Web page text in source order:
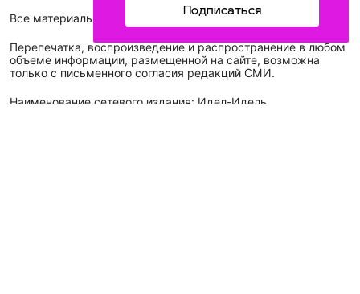
Подписаться
Все материалы, размещенные на сайте, защищены законом.
Перепечатка, воспроизведение и распространение в любом
объеме информации, размещенной на сайте, возможна
только с письменного согласия редакций СМИ.
Наименование сетевого издания: Идел-Идель